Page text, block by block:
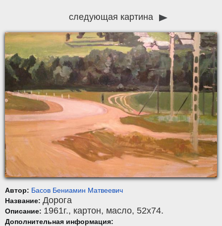
следующая картина
Автор: Басов Бениамин Матвеевич
Название: Дорога
Описание: 1961г., картон, масло, 52x74.
Дополнительная информация: